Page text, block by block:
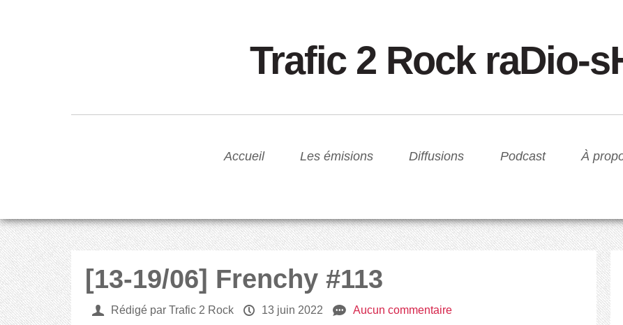
Trafic 2 Rock raDio-
Accueil Les émisions Diffusions Podcast À
[13-19/06] Frenchy #113
U Rédigé par Trafic 2 Rock P 13 juin 2022 e Aucun commentaire